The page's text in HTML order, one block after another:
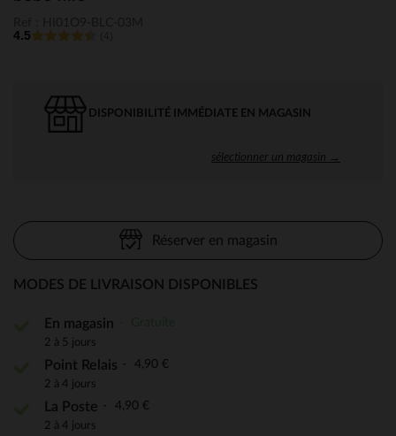
4.5
DISPONIBILITÉ IMMÉDIATE EN MAGASIN
sélectionner un magasin →
Réserver en magasin
MODES DE LIVRAISON DISPONIBLES
En magasin
2 à 5 jours
Point Relais 4,90 €
2 à 4 jours
La Poste 4,90 €
2 à 4 jours